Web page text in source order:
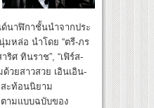
ด์นาฬิกาชั้นนำจากประ
มหล่อ นำโดย “ตรี-ภร
ริศ ทินราช”, “เฟิร์ส-
วยสาวสวย เอินเอิน-
ะท้อนนิยาม
ตามแบบฉบับของ